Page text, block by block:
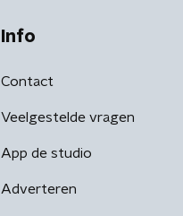
Info
Contact
Veelgestelde vragen
App de studio
Adverteren